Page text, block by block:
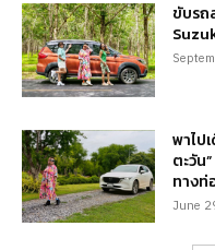
ขับรถ
พาไป
ตะวัน
ทางท่
June